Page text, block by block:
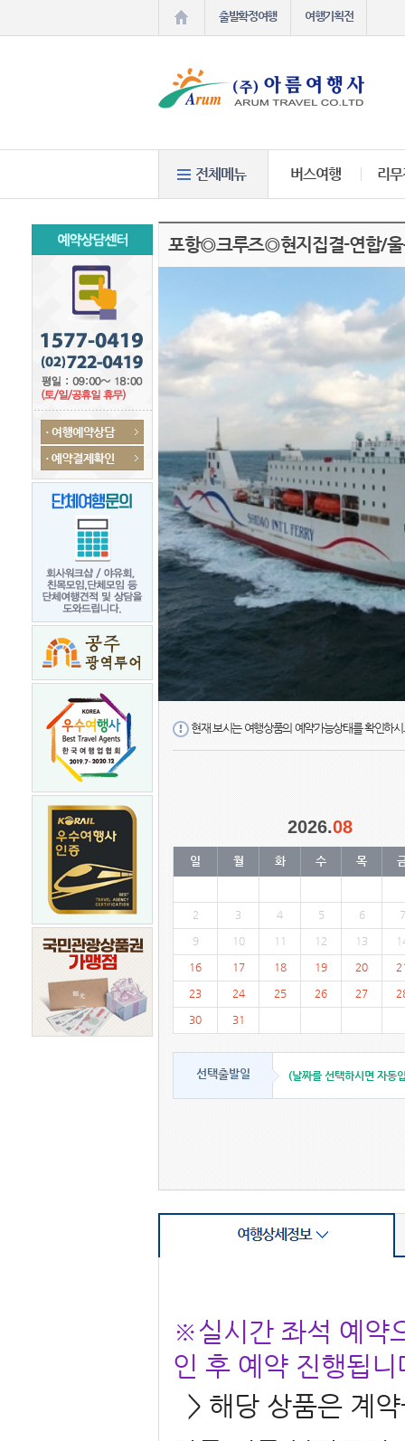
출발확정여행 여행기획전
버스여행 리
포항◎크루즈◎현지집결-연합/
현재 보시는 여행상품의 예약가능상태를 확인하
2026.08
일 월 화 수 목
2 3 4 5 6 7
9 10 11 12 13
16 17 18 19 20
23 24 25 26 27
30 31
선택출발일 (날짜를 선택하시면 자동
※실시간 좌석 예약
인 후 예약 진행됩니
> 해당 상품은 계